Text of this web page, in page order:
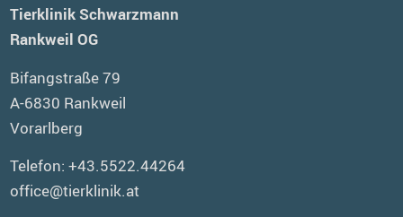
Tierklinik Schwarzmann
Rankweil OG
Bifangstraße 79
A-6830 Rankweil
Vorarlberg
Telefon:+43.5522.44264
office@tierklinik.at